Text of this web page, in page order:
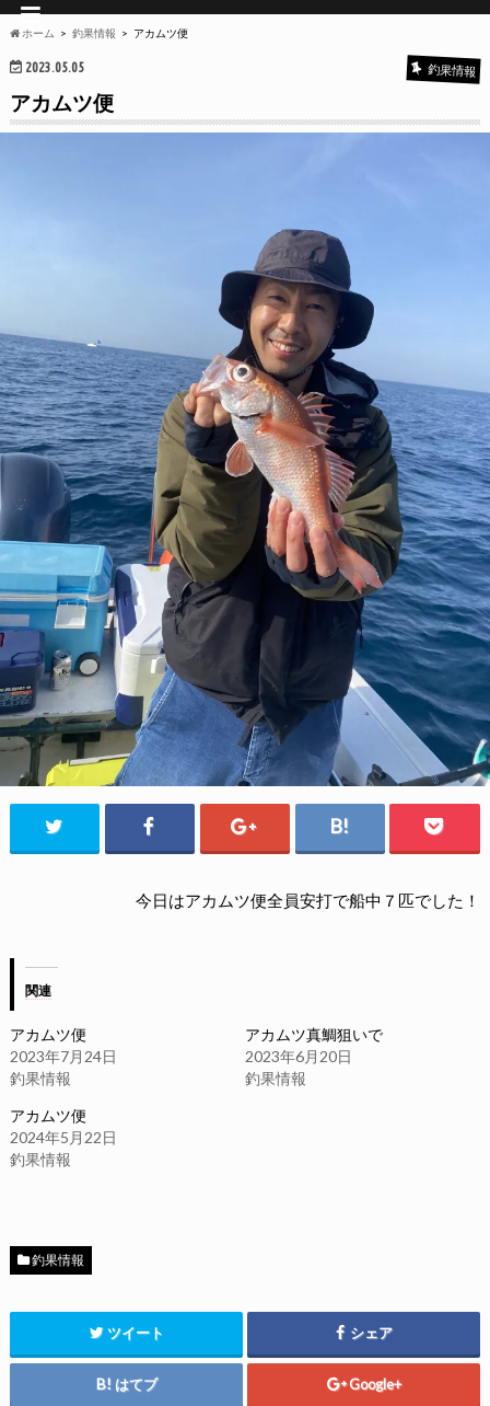
ホーム 釣果情報 アカムツ便
2023.05.05 釣果情報
アカムツ便
今日はアカムツ便全員安打で船中７匹でした！
関連
アカムツ便
2023年7月24日
釣果情報
アカムツ真鯛狙いで
2023年6月20日
釣果情報
アカムツ便
2024年5月22日
釣果情報
釣果情報
ツイート シェア
はてブ Google+